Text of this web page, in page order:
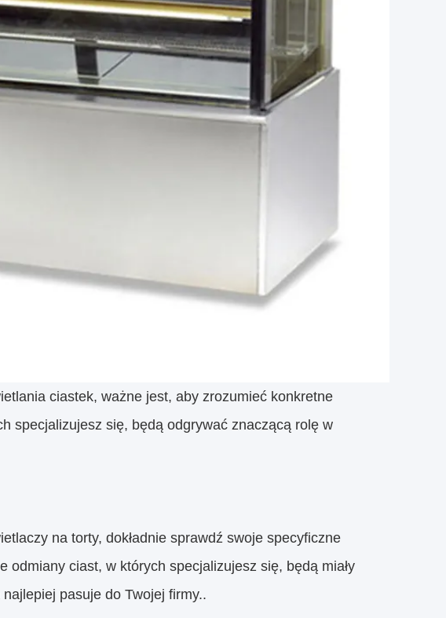
ciastek, ważne jest, aby zrozumieć konkretne
specjalizujesz się, będą odgrywać znaczącą rolę w
na torty, dokładnie sprawdź swoje specyficzne
ciast, w których specjalizujesz się, będą miały
pasuje do Twojej firmy..